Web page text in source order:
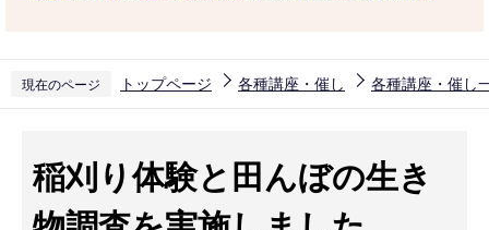
現在のページ トップページ 各種講座・催し 各種講座・催し
稲刈り体験と田んぼの生き